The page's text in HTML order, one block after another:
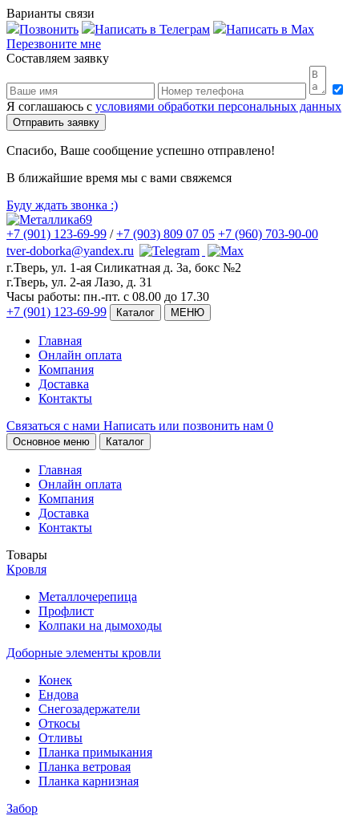
Варианты связи
Позвонить
Написать в Телеграм
Написать в Max
Перезвоните мне
Составляем заявку
Я соглашаюсь с условиями обработки персональных данных
Спасибо, Ваше сообщение успешно отправлено!
В ближайшие время мы с вами свяжемся
Буду ждать звонка :)
+7 (901) 123-69-99 /+7 (903) 809 07 05 +7 (960) 703-90-00
tver-doborka@yandex.ru
г.Тверь, ул. 1-ая Силикатная д. 3а, бокс №2
г.Тверь, ул. 2-ая Лазо, д. 31
Часы работы: пн.-пт. с 08.00 до 17.30
+7 (901) 123-69-99
Каталог МЕНЮ
Главная
Онлайн оплата
Компания
Доставка
Контакты
Связаться с нами Написать или позвонить нам 0
Основное меню Каталог
Главная
Онлайн оплата
Компания
Доставка
Контакты
Товары
Кровля
Металлочерепица
Профлист
Колпаки на дымоходы
Доборные элементы кровли
Конек
Ендова
Снегозадержатели
Откосы
Отливы
Планка примыкания
Планка ветровая
Планка карнизная
Забор